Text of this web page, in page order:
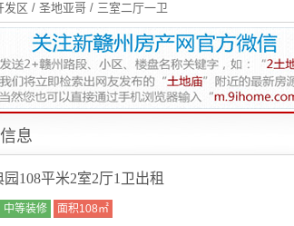
发区 / 圣地亚哥 / 三室二厅一卫
息
108平米2室2厅1卫出租
中等装修 面积108㎡